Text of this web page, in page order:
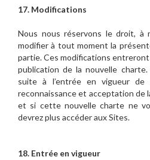
17. Modifications
Nous nous réservons le droit, à
modifier à tout moment la
partie. Ces modifications
publication de la nouvelle
suite à l’entrée en vigueur de
reconnaissance et acceptation de
et si cette nouvelle charte ne
devrez plus accéder aux Sites.
18. Entrée en vigueur